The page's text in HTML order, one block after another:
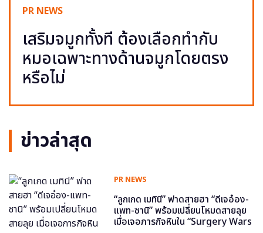
PR NEWS
เสริมจมูกทั้งที ต้องเลือกทำกับ
หมอเฉพาะทางด้านจมูกโดยตรง
หรือไม่
ข่าวล่าสุด
PR NEWS
“ลูกเกด เมทินี” ฟาดสายฮา “ดีเจอ๋อง-
แพท-ซานิ” พร้อมเปลี่ยนโหมดสายลุย
เมื่อเจอภารกิจหินใน “Surgery Wars